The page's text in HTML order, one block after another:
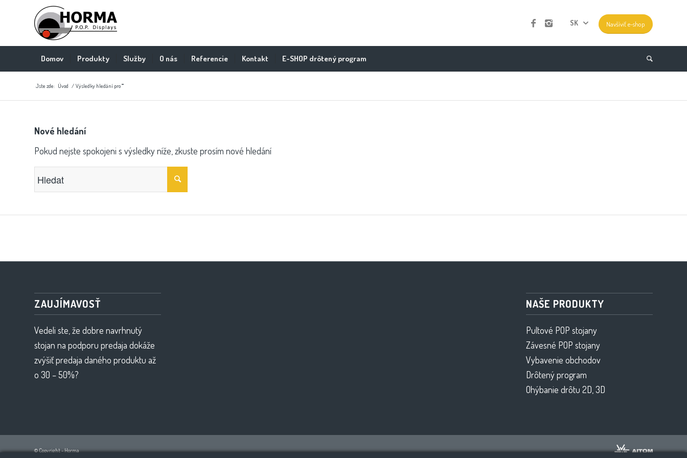
Navšíviť e-shop
SK
Domov Produkty Služby O nás Referencie Kontakt E-SHOP drôtený program
Jste zde: Úvod / Výsledky hledání pro ""
Nové hledání
Pokud nejste spokojeni s výsledky níže, zkuste prosím nové hledání
ZAUJÍMAVOSŤ
Vedeli ste, že dobre navrhnutý
stojan na podporu predaja dokáže
zvýšiť predaja daného produktu až
o 30 – 50%?
NAŠE PRODUKTY
Pultové POP stojany
Závesné POP stojany
Vybavenie obchodov
Drôtený program
Ohýbanie drôtu 2D, 3D
© Copyright - Horma